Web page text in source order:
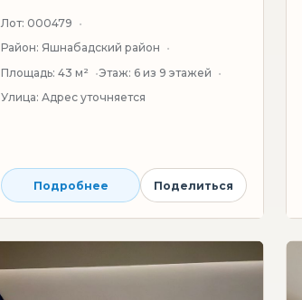
Лот: 000479
Район: Яшнабадский район
Площадь: 43 м² Этаж: 6 из 9 этажей
Улица: Адрес уточняется
Подробнее Поделиться